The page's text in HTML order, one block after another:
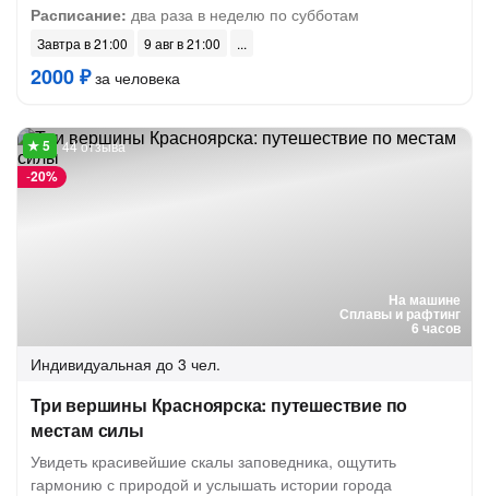
Расписание: два раза в неделю по субботам
Завтра в 21:00 9 авг в 21:00
2000 ₽за человека
На машине
Сплавы и рафтинг
6 часов
-20%
44 отзыва
Индивидуальная до 3 чел.
Три вершины Красноярска: путешествие по
местам силы
Увидеть красивейшие скалы заповедника, ощутить
гармонию с природой и услышать истории города